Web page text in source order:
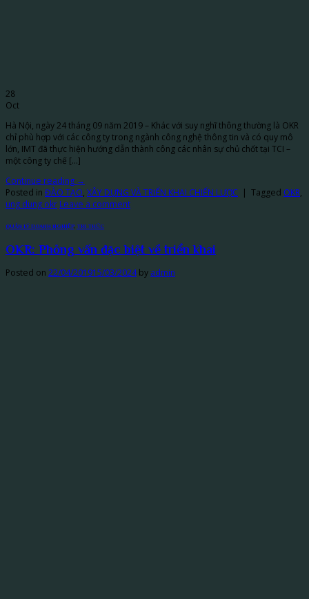
28
Oct
Hà Nội, ngày 24 tháng 09 năm 2019 – Khác với suy nghĩ thông thường là OKR
chỉ phù hợp với các công ty trong ngành công nghệ thông tin và có quy mô
lớn, IMT đã thực hiện hướng dẫn thành công các nhân sự chủ chốt tại TCI –
một công ty chế […]
Continue reading →
Posted in ĐÀO TẠO, XÂY DỰNG VÀ TRIỂN KHAI CHIẾN LƯỢC | Tagged OKR,
ung dung okr Leave a comment
QUẢN LÝ DOANH NGHIỆP, TRI THỨC
OKR: Phỏng vấn đặc biệt về triển khai
Posted on 22/04/201915/03/2024 by admin